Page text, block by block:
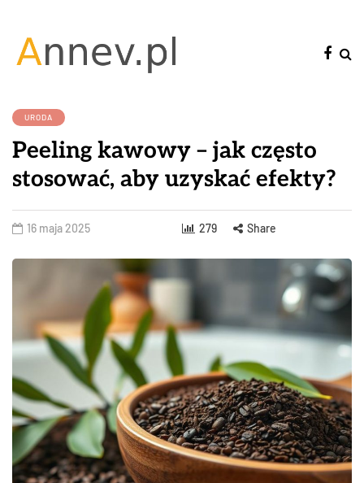
URODA
Peeling kawowy – jak często
stosować, aby uzyskać efekty?
16 maja 2025 279 Share